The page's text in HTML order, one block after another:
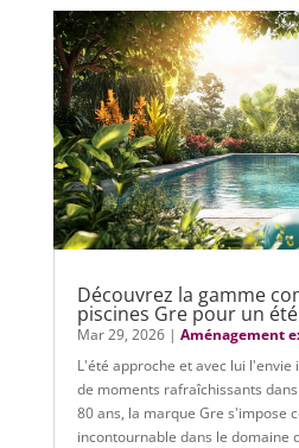
Découvrez la gamme
piscines Gre pour un
Mar 29, 2026| Aménagement
L'été approche et avec lui
de moments rafraîchissants
80 ans, la marque Gre s'impose
incontournable dans le domaine